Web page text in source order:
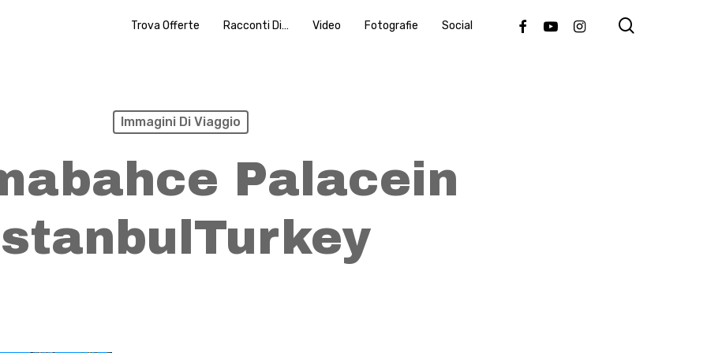
Trova Offerte Racconti Di… Video Fotografie Social FacebookYoutubeInstagram
Immagini Di Viaggio
Palacein